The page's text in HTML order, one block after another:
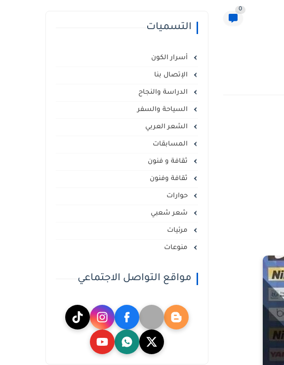
0
التسميات
أسرار الكون
الإتصال بنا
الدراسة والنجاح
السياحة والسفر
الشعر العربي
المسابقات
ثقافة و فنون
ثقافة وفنون
حوارات
شعر شعبي
مرئيات
منوعات
مواقع التواصل الاجتماعي